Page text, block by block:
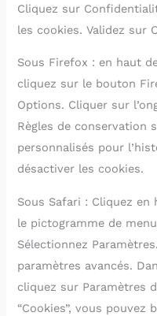
Cliquez sur
les cookies. Validez sur
Sous Firefox : en haut
cliquez sur le bouton
Options. Cliquer sur
Règles de conservation
personnalisés pour
désactiver les cookies.
Sous Safari : Cliquez
le pictogramme de
Sélectionnez
paramètres avancés.
cliquez sur Paramètres
“Cookies”, vous pouvez